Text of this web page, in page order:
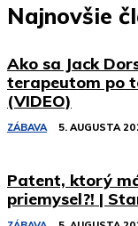
Najnovšie
Ako sa Jack
terapeutom po
(VIDEO)
ZÁBAVA 5. AUGUSTA
Patent, ktorý
priemysel?! |